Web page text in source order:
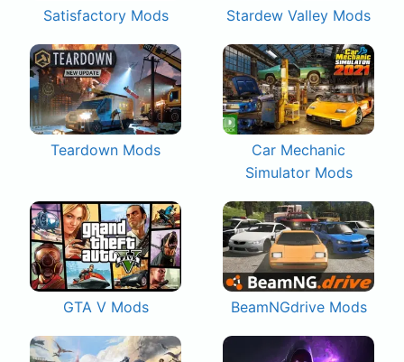
Satisfactory Mods Stardew Valley Mods
Teardown Mods
Car Mechanic
Simulator Mods
GTA V Mods BeamNGdrive Mods